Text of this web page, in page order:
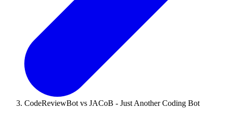
CodeReviewBot vs JACoB - Just Another Coding Bot